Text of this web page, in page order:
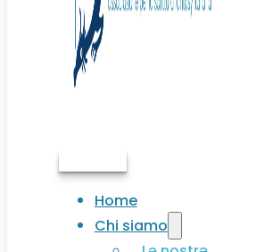
Home
Chi siamo